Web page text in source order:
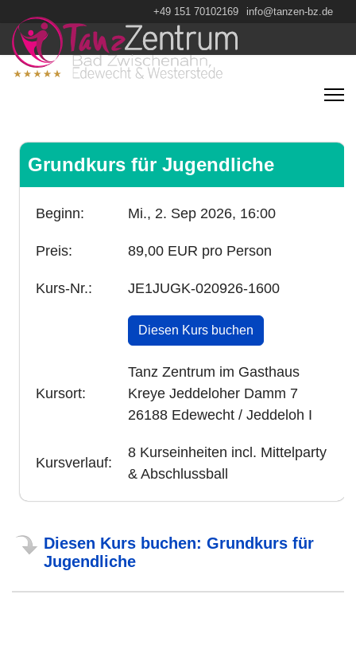
+49 151 70102169 info@tanzen-bz.de
Grundkurs für Jugendliche
Beginn: Mi., 2. Sep 2026, 16:00
Preis: 89,00 EUR pro Person
Kurs-Nr.: JE1JUGK-020926-1600
Diesen Kurs buchen
Kursort:
Tanz Zentrum im Gasthaus
Kreye Jeddeloher Damm 7
26188 Edewecht / Jeddeloh I
Kursverlauf:
8 Kurseinheiten incl. Mittelparty
& Abschlussball
Diesen Kurs buchen: Grundkurs für
Jugendliche